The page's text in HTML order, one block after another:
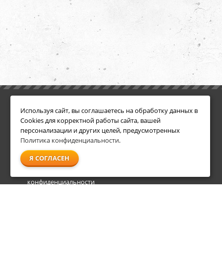
Условия возврата
О компании
Доставка
Оплата
Гарантия и сервис
конфиденциальности
Акции
Используя сайт, вы соглашаетесь на обработку данных в
Cookies для корректной работы сайта, вашей
персонализации и других целей, предусмотренных
Политика конфиденциальности.
Я СОГЛАСЕН